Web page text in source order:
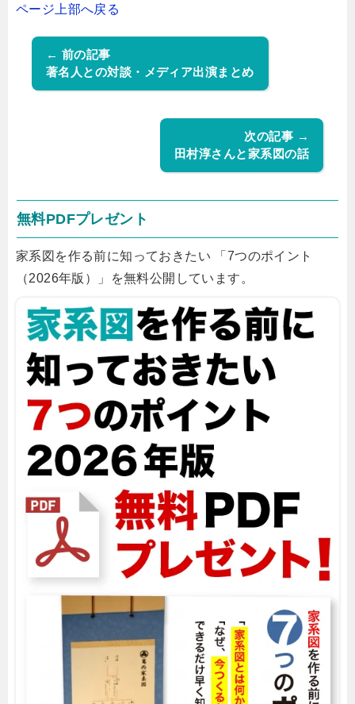
ページ上部へ戻る
← 前の記事
著名人との対談・メディア出演まとめ
次の記事 →
田村淳さんと家系図の話
無料PDFプレゼント
家系図を作る前に知っておきたい 「7つのポイント
（2026年版）」を無料公開しています。